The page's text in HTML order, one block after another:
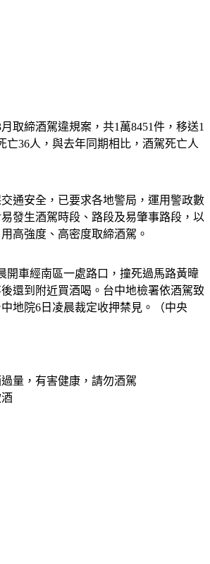
取締酒駕違規案，共1萬8451件，移送1
亡36人，與去年同期相比，酒駕死亡人
通安全，已要求各地警局，運用警政數
發生酒駕時段、路段及易肇事路段，以
高強度、高密度取締酒駕。
開車經南區一處路口，撞死過馬路黃暐
還到附近買酒喝。台中地檢署依酒駕致
地院6日凌晨裁定收押禁見。（中央
量，有害健康，請勿酒駕